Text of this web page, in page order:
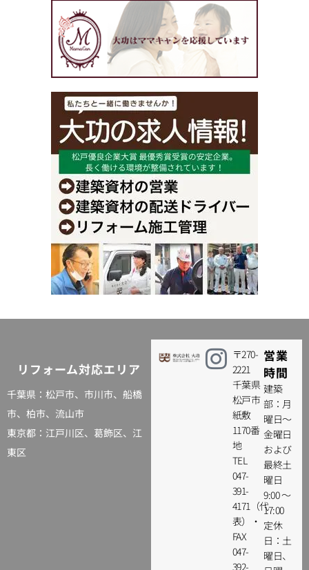
〒270-
2221
千葉県
松戸市
紙敷
1170番
地
TEL
047-
391-
4171（代
表）・
FAX
047-
392-
営業
時間
建築
部：月
曜日～
金曜日
および
最終土
曜日
9:00 ～
17:00
定休
日：土
曜日、
リフォーム対応エリア
千葉県：松戸市、 市川市、 船橋
市、 柏市、流山市
東京都： 江戸川区、葛飾区、江
東区